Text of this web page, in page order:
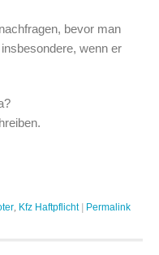
bevor man
wenn er
, Kfz Haftpflicht| Permalink